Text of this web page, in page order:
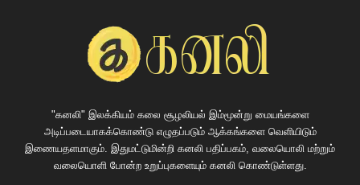
"கனலி" இலக்கியம் கலை சூழலியல் இம்மூன்று மையங்களை
அடிப்படையாகக்கொண்டு எழுதப்படும் ஆக்கங்களை வெளியிடும்
இணையதளமாகும். இதுமட்டுமின்றி கனலி பதிப்பகம், வலையொலி மற்றும்
வலையொளி போன்ற உறுப்புகளையும் கனலி கொண்டுள்ளது.